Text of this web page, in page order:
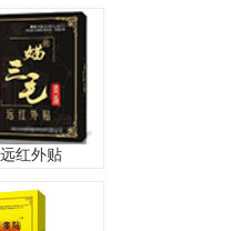
红外贴